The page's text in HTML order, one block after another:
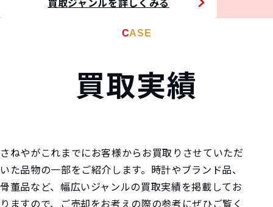
CASE
買取実績
さねやがこれまでにお客様からお買取りさせていただ
いた品物の一部をご紹介します。時計やブランド品、
骨董品など、幅広いジャンルの買取実績を掲載してお
りますので、ご売却をお考えの際の参考にぜひご覧く